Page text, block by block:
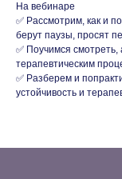
На вебинаре
✅ Рассмотрим, как и
берут паузы, просят
✅ Поучимся
терапевтическим
✅ Разберем и
устойчивость и